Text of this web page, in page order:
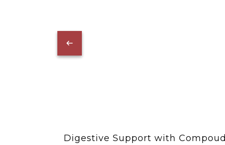
Digestive Support with Compoud